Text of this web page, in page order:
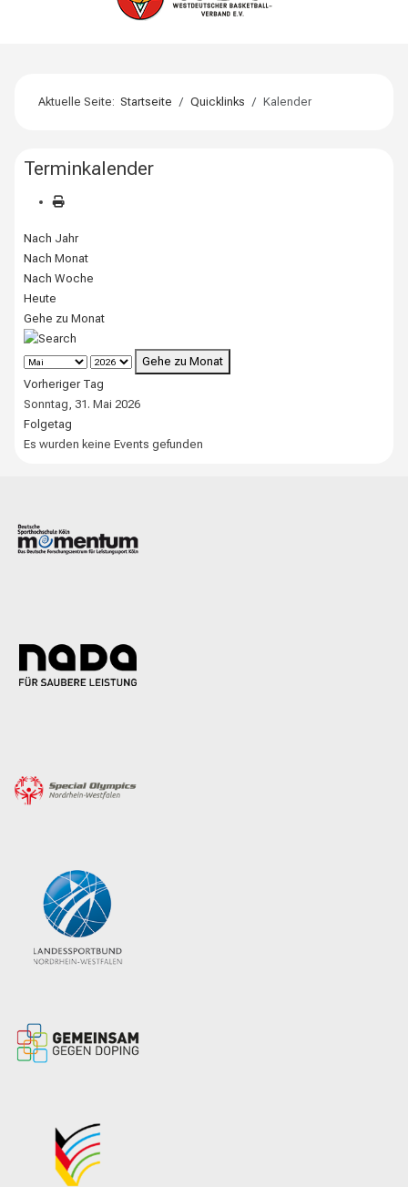
Aktuelle Seite:Startseite Quicklinks Kalender
Terminkalender
Nach Jahr
Nach Monat
Nach Woche
Heute
Gehe zu Monat
Gehe zu Monat
Vorheriger Tag
Sonntag, 31. Mai 2026
Folgetag
Es wurden keine Events gefunden